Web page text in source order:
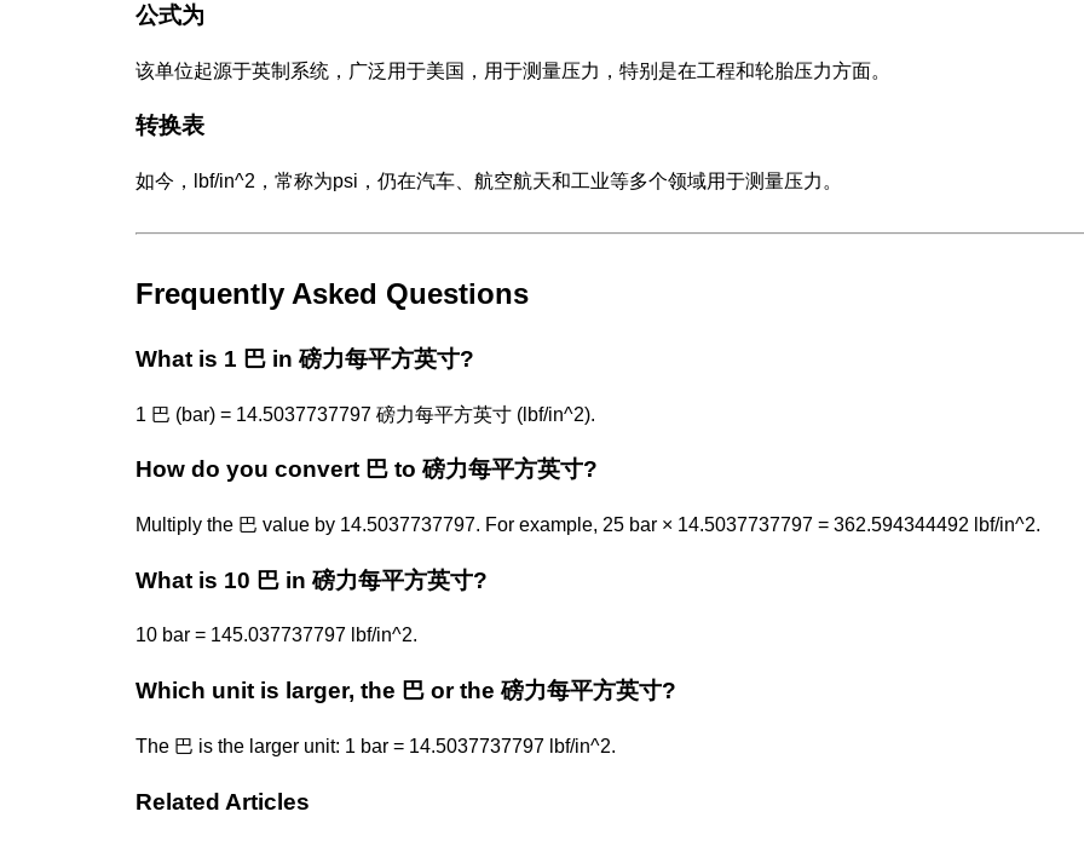
公式为
该单位起源于英制系统，广泛用于美国，用于测量压力，特别是在工程和轮胎压力方面。
转换表
如今，lbf/in^2，常称为psi，仍在汽车、航空航天和工业等多个领域用于测量压力。
Frequently Asked Questions
What is 1 巴 in 磅力每平方英寸?
1 巴 (bar) = 14.5037737797 磅力每平方英寸 (lbf/in^2).
How do you convert 巴 to 磅力每平方英寸?
Multiply the 巴 value by 14.5037737797. For example, 25 bar × 14.5037737797 = 362.594344492 lbf/in^2.
What is 10 巴 in 磅力每平方英寸?
10 bar = 145.037737797 lbf/in^2.
Which unit is larger, the 巴 or the 磅力每平方英寸?
The 巴 is the larger unit: 1 bar = 14.5037737797 lbf/in^2.
Related Articles